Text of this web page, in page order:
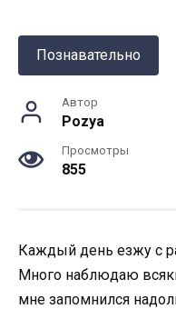
Познавательно
Автор
Pozya
Просмотры
855
Каждый день езжу с
Много наблюдаю
мне запомнился